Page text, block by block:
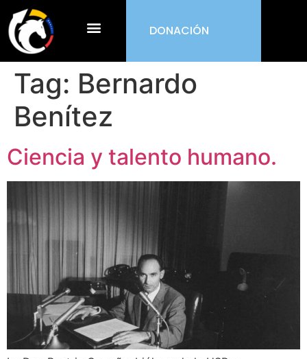
DONACIÓN
Tag: Bernardo
Benítez
Ciencia y talento humano.